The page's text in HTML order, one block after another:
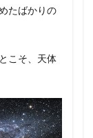
たばかりの
こそ、天体